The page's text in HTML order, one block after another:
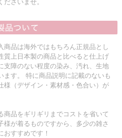
ださいませ。
商品は海外ではもちろん正規品とし
質上日本製の商品と比べると仕上げ
支障のない程度の染み、汚れ、生地
ます。 特に商品説明に記載のないも
様（デザイン・素材感・色合い）が
商品をギリギリまでコストを省いて
が着るものですから、多少の雑さ
おすすめです！